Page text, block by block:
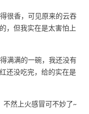
很香，可见原来的云吞
，但我实在是太害怕上
满满的一碗，我还没有
还没吃完，给的实在是
不然上火感冒可不妙了~